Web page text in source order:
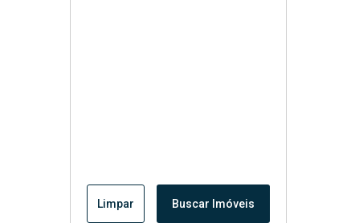
Limpar Buscar Imóveis